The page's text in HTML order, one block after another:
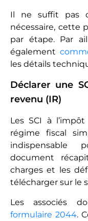
Il ne suffit pas
nécessaire, cette
par étape. Par
également
les détails
Déclarer une
revenu (IR)
Les SCI à
régime fiscal
indispensable
document
charges et les
télécharger sur le
Les associés
formulaire 2044.